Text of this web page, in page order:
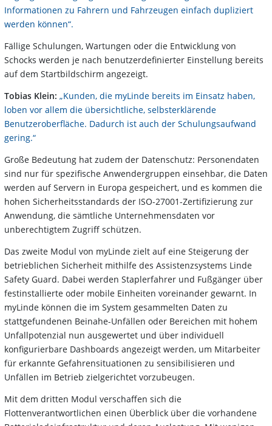
Informationen zu Fahrern und Fahrzeugen einfach dupliziert
werden können“.
Fällige Schulungen, Wartungen oder die Entwicklung von
Schocks werden je nach benutzerdefinierter Einstellung bereits
auf dem Startbildschirm angezeigt.
Tobias Klein: „Kunden, die myLinde bereits im Einsatz haben,
loben vor allem die übersichtliche, selbsterklärende
Benutzeroberfläche. Dadurch ist auch der Schulungsaufwand
gering.“
Große Bedeutung hat zudem der Datenschutz: Personendaten
sind nur für spezifische Anwendergruppen einsehbar, die Daten
werden auf Servern in Europa gespeichert, und es kommen die
hohen Sicherheitsstandards der ISO-27001-Zertifizierung zur
Anwendung, die sämtliche Unternehmensdaten vor
unberechtigtem Zugriff schützen.
Das zweite Modul von myLinde zielt auf eine Steigerung der
betrieblichen Sicherheit mithilfe des Assistenzsystems Linde
Safety Guard. Dabei werden Staplerfahrer und Fußgänger über
festinstallierte oder mobile Einheiten voreinander gewarnt. In
myLinde können die im System gesammelten Daten zu
stattgefundenen Beinahe-Unfällen oder Bereichen mit hohem
Unfallpotenzial nun ausgewertet und über individuell
konfigurierbare Dashboards angezeigt werden, um Mitarbeiter
für erkannte Gefahrensituationen zu sensibilisieren und
Unfällen im Betrieb zielgerichtet vorzubeugen.
Mit dem dritten Modul verschaffen sich die
Flottenverantwortlichen einen Überblick über die vorhandene